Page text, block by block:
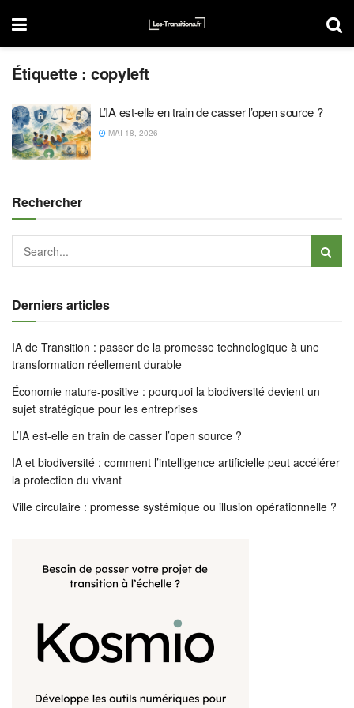
Étiquette :copyleft
L’IA est-elle en train de casser l’open source ?
MAI 18, 2026
Rechercher
Derniers articles
IA de Transition : passer de la promesse technologique à une
transformation réellement durable
Économie nature-positive : pourquoi la biodiversité devient un
sujet stratégique pour les entreprises
L’IA est-elle en train de casser l’open source ?
IA et biodiversité : comment l’intelligence artificielle peut accélérer
la protection du vivant
Ville circulaire : promesse systémique ou illusion opérationnelle ?